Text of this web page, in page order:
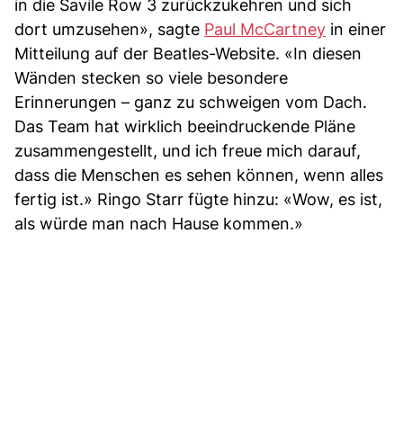
in die Savile Row 3 zurückzukehren und sich
dort umzusehen», sagte Paul McCartney in einer
Mitteilung auf der Beatles-Website. «In diesen
Wänden stecken so viele besondere
Erinnerungen – ganz zu schweigen vom Dach.
Das Team hat wirklich beeindruckende Pläne
zusammengestellt, und ich freue mich darauf,
dass die Menschen es sehen können, wenn alles
fertig ist.» Ringo Starr fügte hinzu: «Wow, es ist,
als würde man nach Hause kommen.»